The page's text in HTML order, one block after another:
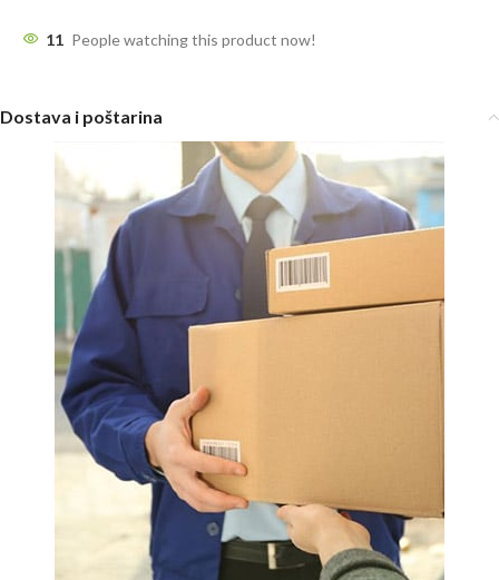
11 People watching this product now!
Dostava i poštarina